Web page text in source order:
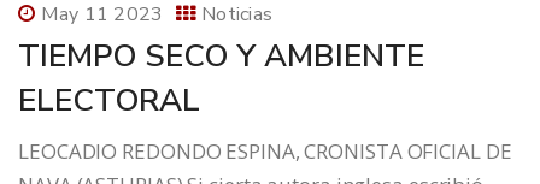
May 11 2023 Noticias
TIEMPO SECO Y AMBIENTE
ELECTORAL
LEOCADIO REDONDO ESPINA, CRONISTA OFICIAL DE